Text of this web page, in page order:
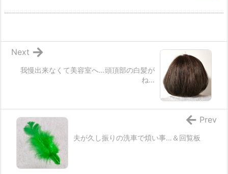
我慢出来なくて美容室へ…頭頂部の白髪が
ね…
Next
夫が久し振りの洗車で煩い事…＆回覧板
Prev